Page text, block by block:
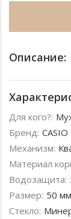
Описание:
Для кого?:
Бренд: CASIO
Механизм:
Материал
Водозащита:
Размер: 50 мм
Стекло: